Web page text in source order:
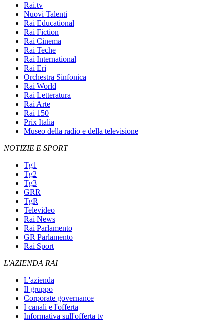
Rai.tv
Nuovi Talenti
Rai Educational
Rai Fiction
Rai Cinema
Rai Teche
Rai International
Rai Eri
Orchestra Sinfonica
Rai World
Rai Letteratura
Rai Arte
Rai 150
Prix Italia
Museo della radio e della televisione
NOTIZIE E SPORT
Tg1
Tg2
Tg3
GRR
TgR
Televideo
Rai News
Rai Parlamento
GR Parlamento
Rai Sport
L'AZIENDA RAI
L'azienda
Il gruppo
Corporate governance
I canali e l'offerta
Informativa sull'offerta tv